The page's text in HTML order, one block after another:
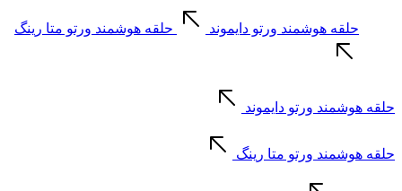
حلقه هوشمند ورتو دایموند حلقه هوشمند ورتو متا رینگ
حلقه هوشمند ورتو دایموند
حلقه هوشمند ورتو متا رینگ